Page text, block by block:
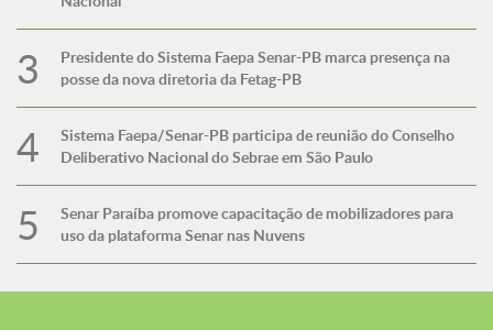
Presidente do Sistema Faepa Senar-PB marca presença na
posse da nova diretoria da Fetag-PB
Sistema Faepa/Senar-PB participa de reunião do Conselho
Deliberativo Nacional do Sebrae em São Paulo
Senar Paraíba promove capacitação de mobilizadores para
uso da plataforma Senar nas Nuvens